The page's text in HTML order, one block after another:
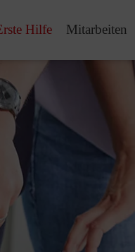
Hilfe Mitarbeiten